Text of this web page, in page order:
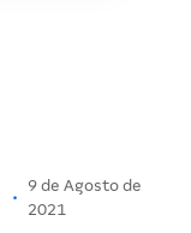
•
9 de Agosto de
2021